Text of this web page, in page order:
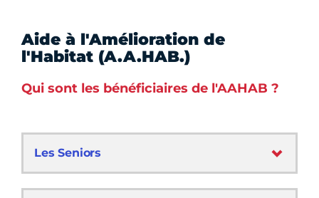
Aide à l'Amélioration de
l'Habitat (A.A.HAB.)
Qui sont les bénéficiaires de l'AAHAB ?
Les Seniors